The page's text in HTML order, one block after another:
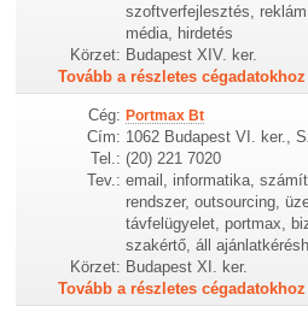
szoftverfejlesztés,
média, hirdetés
Körzet: Budapest XIV. ker.
Tovább a részletes cégadatokhoz
Cég: Portmax Bt
Cím: 1062 Budapest VI. ker.,
Tel.: (20) 221 7020
Tev.: email, informatika,
rendszer, outsourcing,
távfelügyelet, portmax,
szakértő, áll
Körzet: Budapest XI. ker.
Tovább a részletes cégadatokhoz